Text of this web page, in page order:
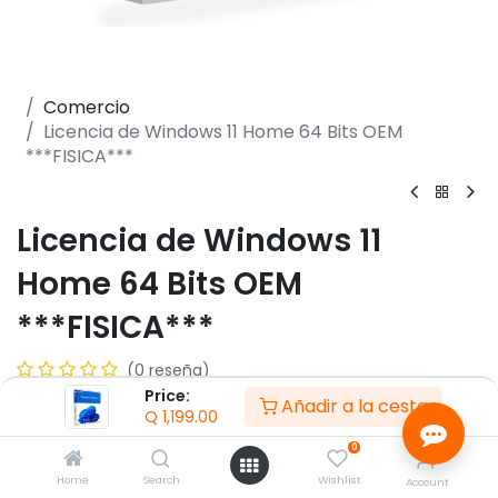
Price:
Q 1,199.00 Añadir a la cesta
Home Search
0
Wishlist Account
Comercio
Licencia de Windows 11 Home 64 Bits OEM
***FISICA***
Licencia de Windows 11
Home 64 Bits OEM
***FISICA***
(0 reseña)
- Con nuevas funcionalidades y más apps
- Microsoft Edge, El navegador rápido, divertido y
seguro
- Cambiá de escritorios para una mejor organización